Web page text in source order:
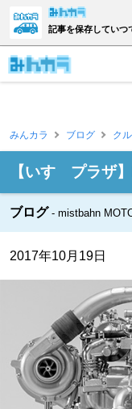
記事を保存していつ
みんカラ ブログ ク
【いすゞプラザ
ブログ mistbahn
2017年10月19日